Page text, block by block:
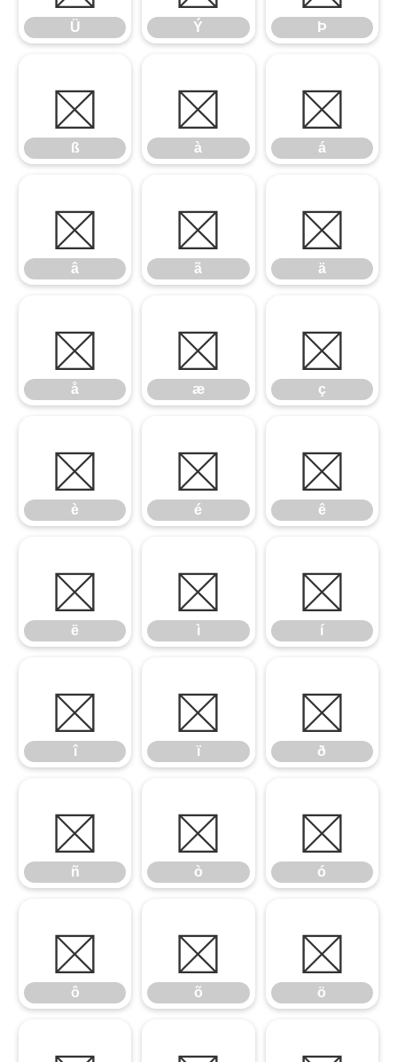
Ü Ý Þ
ß
ß
à
à
á
á
â
â
ã
ã
ä
ä
å
å
æ
æ
ç
ç
è
è
é
é
ê
ê
ë
ë
ì
ì
í
í
î
î
ï
ï
ð
ð
ñ
ñ
ò
ò
ó
ó
ô
ô
õ
õ
ö
ö